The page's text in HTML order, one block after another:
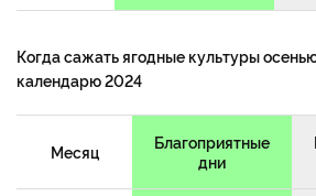
Когда сажать ягодные культуры
календарю 2024
Месяц
Благоприятные
дни